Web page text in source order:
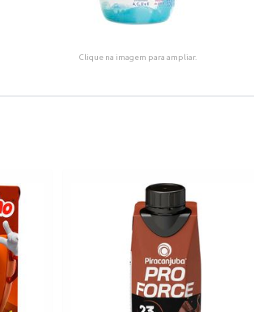
Clique na imagem para ampliar.